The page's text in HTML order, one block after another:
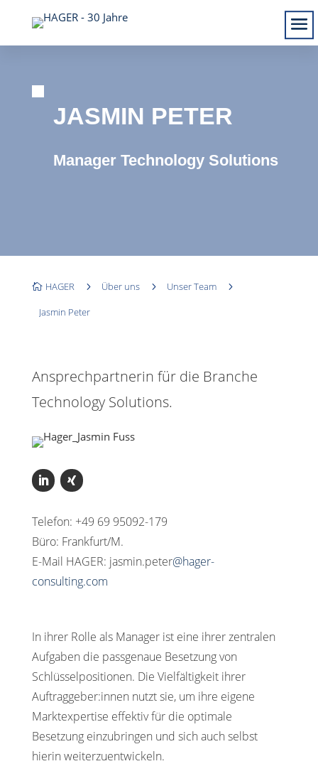
JASMIN PETER
Manager Technology Solutions
 HAGER 5 Über uns 5 Unser Team
5
Jasmin Peter
Ansprechpartnerin für die Branche
Technology Solutions.
Telefon: +49 69 95092-179
Büro: Frankfurt/M.
E-Mail HAGER: jasmin.peter@hager-
consulting.com
In ihrer Rolle als Manager ist eine ihrer zentralen
Aufgaben die passgenaue Besetzung von
Schlüsselpositionen. Die Vielfältigkeit ihrer
Auftraggeber:innen nutzt sie, um ihre eigene
Marktexpertise effektiv für die optimale
Besetzung einzubringen und sich auch selbst
hierin weiterzuentwickeln.